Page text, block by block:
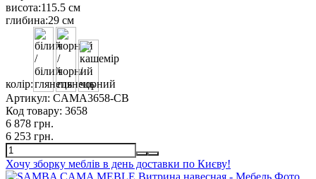
висота:115.5 см
глибина:29 см
колір:
Артикул: CAMA3658-CB
Код товару: 3658
6 878 грн.
6 253 грн.
Хочу зборку меблів в день доставки по Києву!